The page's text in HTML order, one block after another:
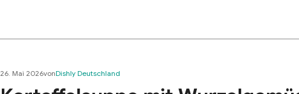
26. Mai 2026vonDishly Deutschland